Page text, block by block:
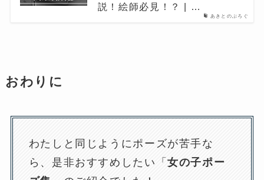
あきとのぶろぐ
説！絵師必見！？ | …
おわりに
わたしと同じようにポーズが苦手な
ら、是非おすすめしたい「女の子ポー